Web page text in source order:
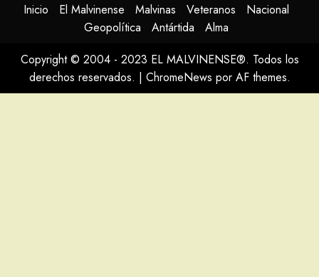
Inicio El Malvinense Malvinas Veteranos
Nacional
Geopolítica
Antártida
Alma
Copyright © 2004 - 2023 EL MALVINENSE®. Todos los
derechos reservados. | ChromeNews por AF themes.